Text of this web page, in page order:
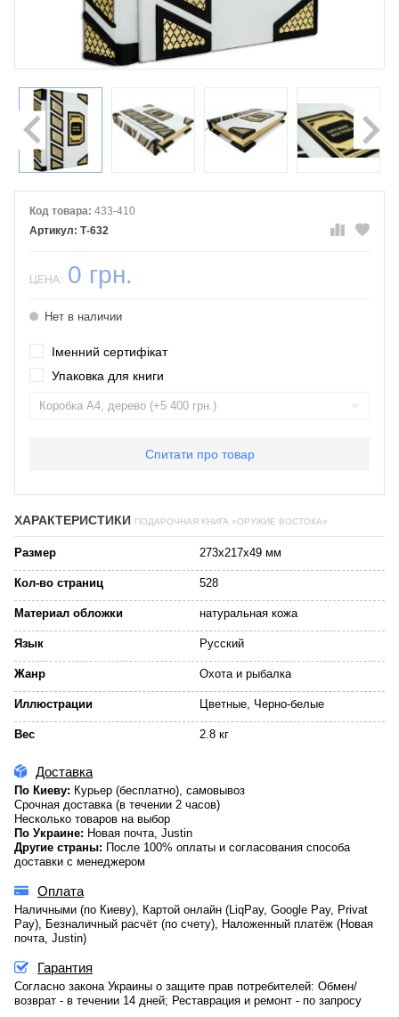
Код товара: 433-410
Т-632
ЦЕНА: 0 грн.
Нет в наличии
Іменний сертифікат
Упаковка для книги
Спитати про товар
ХАРАКТЕРИСТИКИ ПОДАРОЧНАЯ КНИГА «ОРУЖИЕ ВОСТОКА»
Размер 273х217х49 мм
Кол-во страниц 528
Материал обложки натуральная кожа
Язык Русский
Жанр Охота и рыбалка
Иллюстрации Цветные, Черно-белые
Вес 2.8 кг
Доставка
По Киеву: Курьер (бесплатно), самовывоз
Срочная доставка (в течении 2 часов)
Несколько товаров на выбор
По Украине: Новая почта, Justin
Другие страны: После 100% оплаты и согласования способа
доставки с менеджером
Оплата
Наличными (по Киеву), Картой онлайн (LiqPay, Google Pay, Privat
Pay), Безналичный расчёт (по счету), Наложенный платёж (Новая
почта, Justin)
Гарантия
Согласно закона Украины о защите прав потребителей: Обмен/
возврат - в течении 14 дней; Реставрация и ремонт - по запросу